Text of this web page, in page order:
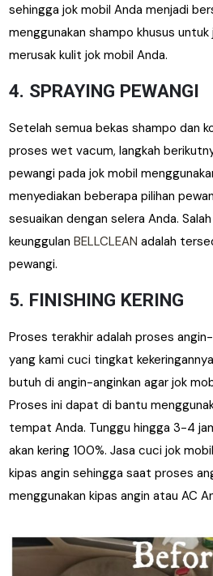
sehingga jok mobil Anda menjadi
menggunakan shampo khusus
merusak kulit jok mobil Anda.
4. SPRAYING PEWANGI
Setelah semua bekas shampo dan
proses wet vacum, langkah
pewangi pada jok mobil
menyediakan beberapa pilihan
sesuaikan dengan selera Anda.
keunggulanBELLCLEAN adalah
pewangi.
5. FINISHING KERING
Proses terakhir adalah proses
yang kami cuci tingkat
butuh di angin-anginkan agar jok
Proses ini dapat di bantu
tempat Anda. Tunggu hingga 3-4
akan kering 100%. Jasa cuci jok
kipas angin sehingga saat proses
menggunakan kipas angin atau AC